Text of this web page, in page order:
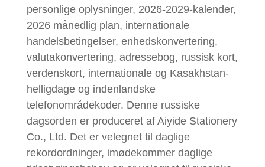
personlige oplysninger, 2026-2029-kalender,
2026 månedlig plan, internationale
handelsbetingelser, enhedskonvertering,
valutakonvertering, adressebog, russisk kort,
verdenskort, internationale og Kasakhstan-
helligdage og indenlandske
telefonområdekoder. Denne russiske
dagsorden er produceret af Aiyide Stationery
Co., Ltd. Det er velegnet til daglige
rekordordninger, imødekommer daglige